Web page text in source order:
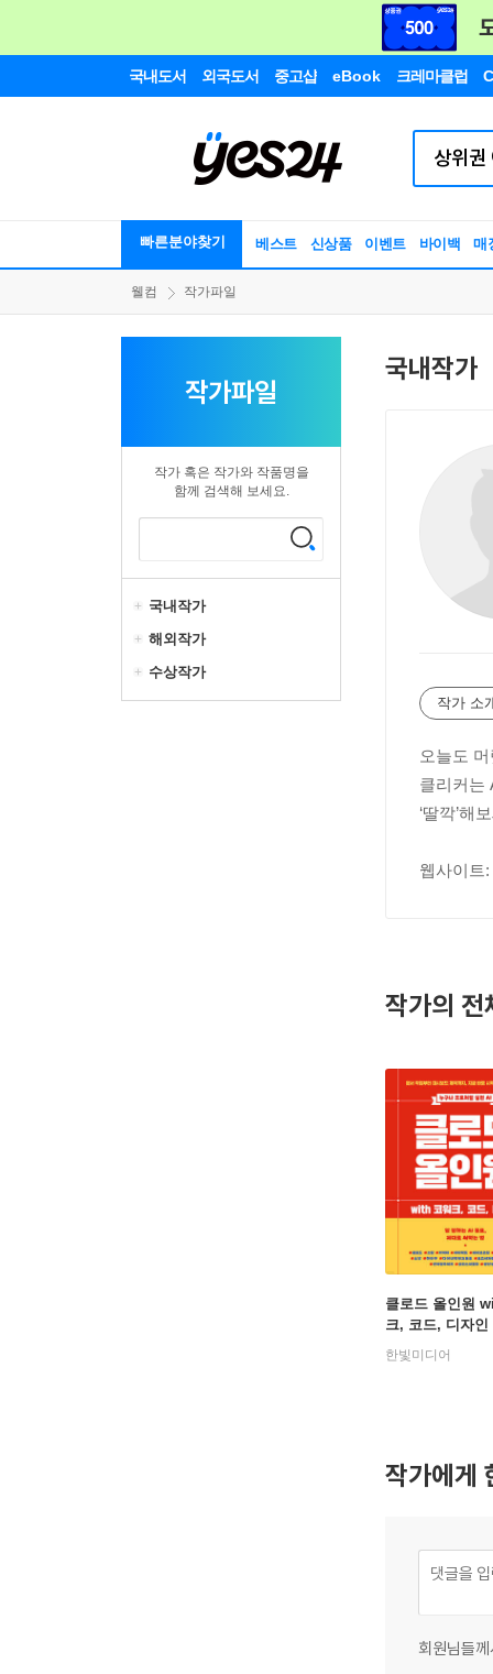
국내도서 외국도서 중고샵 eBook 크레마클럽
빠른분야찾기 베스트 신상품 이벤트 바이백 매
웰컴 작가파일
작가파일
작가 혹은 작가와 작품명을
함께 검색해 보세요.
국내작가
해외작가
수상작가
국내작가
작가 소
오늘도 머
클리커는
‘딸깍’해
웹사이트
작가의 전
클로드 올인원
크, 코드, 디자인
한빛미디어
작가에게
회원님들